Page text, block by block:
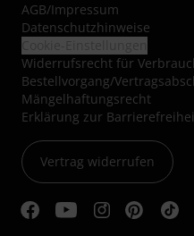
AGB/Impressum
Datenschutzhinweise
Widerrufsrecht für
Bestellvorgang/
Mängelhaftungsrecht
Erklärung zur
Vertrag widerrufen